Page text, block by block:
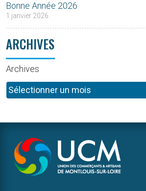
Bonne Année 2026
1 janvier 2026
ARCHIVES
Archives